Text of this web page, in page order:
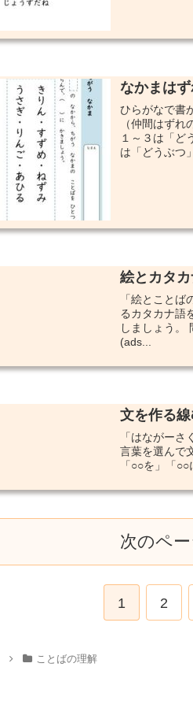
なかまは
ひらがなで書
（仲間はず
１～３は「ど
は「どうぶつ
絵とカタ
「絵とこと
るカタカナ語
しましょう。
(ads...
文を作る
「はながー
言葉を選んで
「○○を」「
次のペ
1 2
ことばの理解